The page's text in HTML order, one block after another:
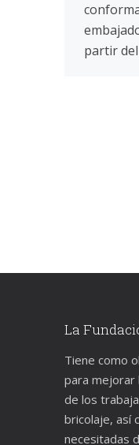
partir
La
Tiene como
para mejorar
de los
bricolaje, así
necesitadas